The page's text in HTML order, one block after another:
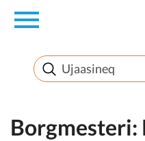
en
Innuttaasunut
Inuussutissarsiorneq
Borgmesteri: